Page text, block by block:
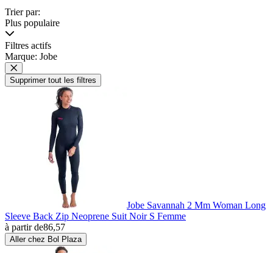
Trier par:
Plus populaire
Filtres actifs
Marque: Jobe
Supprimer tout les filtres
Jobe Savannah 2 Mm Woman Long
Sleeve Back Zip Neoprene Suit Noir S Femme
à partir de86,57
Aller chez Bol Plaza